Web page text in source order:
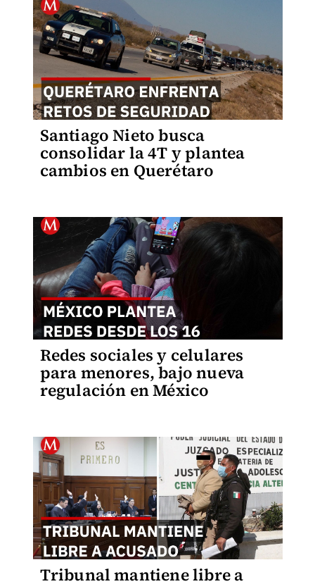
Santiago Nieto busca
consolidar la 4T y plantea
cambios en Querétaro
Redes sociales y celulares
para menores, bajo nueva
regulación en México
Tribunal mantiene libre a